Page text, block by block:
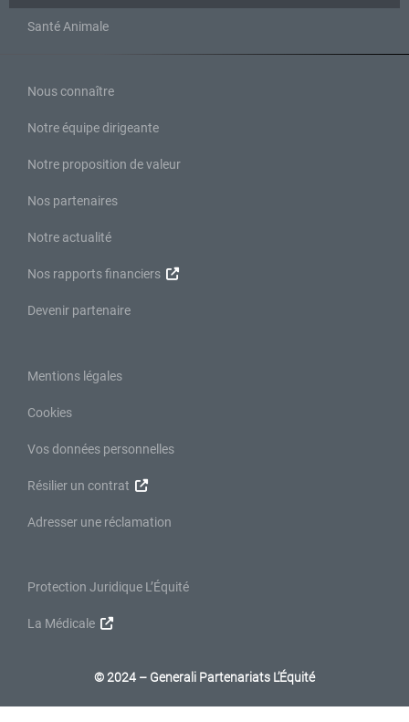
Santé Animale
Nous connaître
Notre équipe dirigeante
Notre proposition de valeur
Nos partenaires
Notre actualité
Nos rapports financiers
Devenir partenaire
Mentions légales
Cookies
Vos données personnelles
Résilier un contrat
Adresser une réclamation
Protection Juridique L’Équité
La Médicale
© 2024 – Generali Partenariats L’Équité